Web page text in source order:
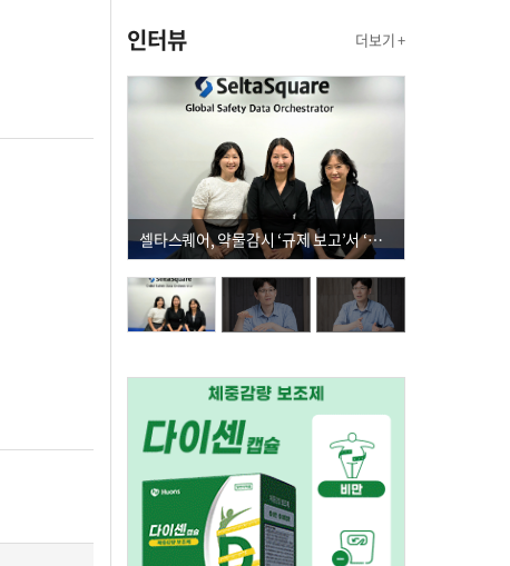
인터뷰 더보기 +
셀타스퀘어, 약물감시 ‘규제 보고’서 ‘데이터 의사결정’으로 "PVX 전환 요구 커진다"